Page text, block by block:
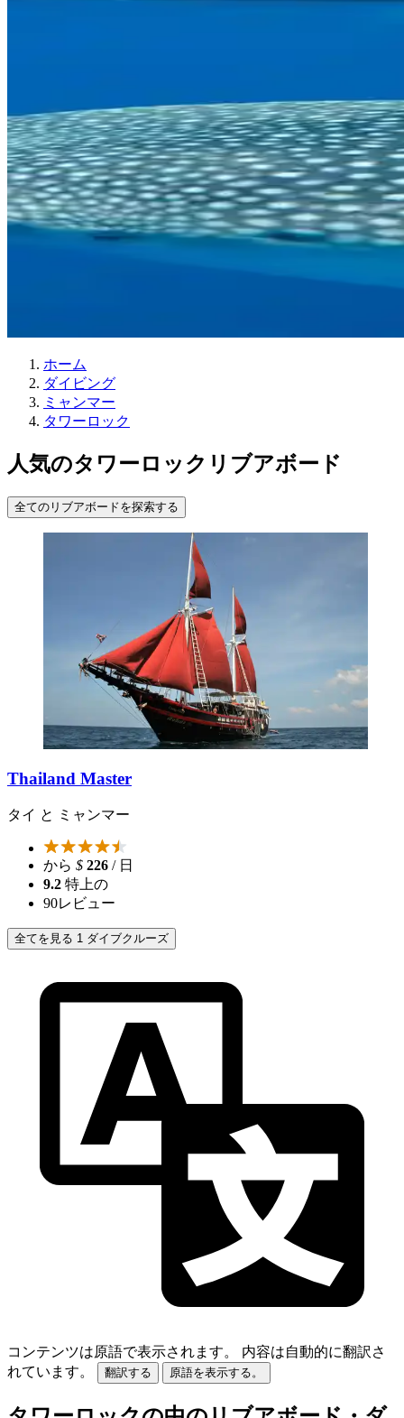
ホーム
ダイビング
ミャンマー
タワーロック
人気のタワーロックリブアボード
全てのリブアボードを探索する
Thailand Master
タイ と ミャンマー
から $ 226 / 日
9.2 特上の
90レビュー
全てを見る 1 ダイブクルーズ
コンテンツは原語で表示されます。
内容は自動的に翻訳さ
れています。
翻訳する 原語を表示する。